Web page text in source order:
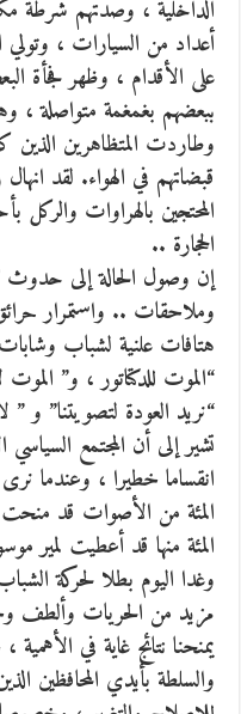
الداخلية ، وصدتهم شرطة
أعداد من السيارات ، وتولي
على الأقدام ، وظهر فجأة
ببعضهم بغمغمة متواصلة ،
وطاردت المتظاهرين الذين
قبضاتهم في الهواء. لقد
المحتجين بالهراوات
الحجارة ..
إن وصول الحالة إلى حدوث
وملاحقات .. واستمرار
هتافات علنية لشباب
“الموت للدكتاتور ، و”
“نريد العودة لتصويتنا” و
تشير إلى أن المجتمع السياسي
المئة منها قد أعطيت
وغدا اليوم بطلا لحركة
مزيد من الحريات وألطف
يمنحنا نتائج غاية في
والسلطة بأيدي المحافظين